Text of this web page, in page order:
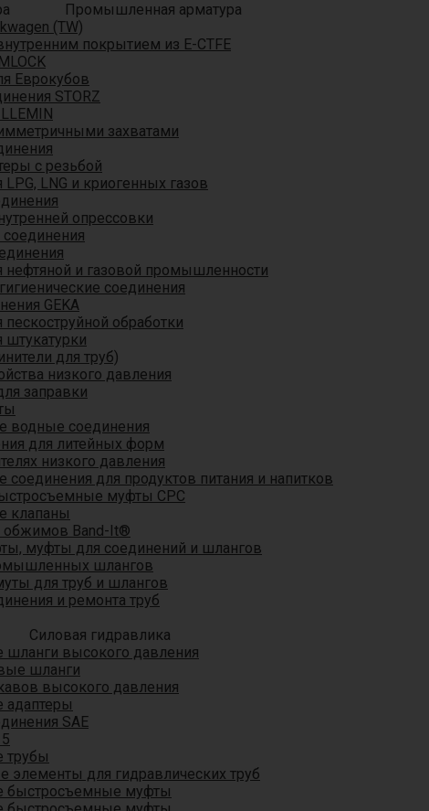
Промышленная арматура
(TW)
покрытием из E-CTFE
Еврокубов
STORZ
захватами
с резьбой
LNG и криогенных газов
опрессовки
нефтяной и газовой промышленности
соединения
GEKA
обработки
штукатурки
для труб)
низкого давления
заправки
водные соединения
для литейных форм
низкого давления
для продуктов питания и напитков
муфты CPC
клапаны
обжимов Band-It®
муфты для соединений и шлангов
шлангов
для труб и шлангов
и ремонта труб
Силовая гидравлика
шланги высокого давления
шланги
высокого давления
адаптеры
SAE
трубы
элементы для гидравлических труб
быстросъемные муфты